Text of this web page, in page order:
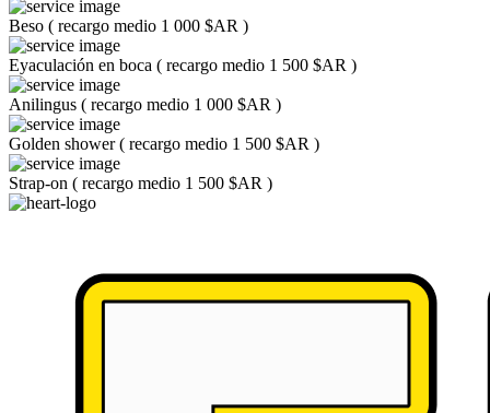
Beso ( recargo medio 1 000 $AR )
Eyaculación en boca ( recargo medio 1 500 $AR )
Anilingus ( recargo medio 1 000 $AR )
Golden shower( recargo medio 1 500 $AR )
Strap-on ( recargo medio 1 500 $AR )